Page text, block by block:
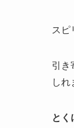
スピ
引き
しれ
とく